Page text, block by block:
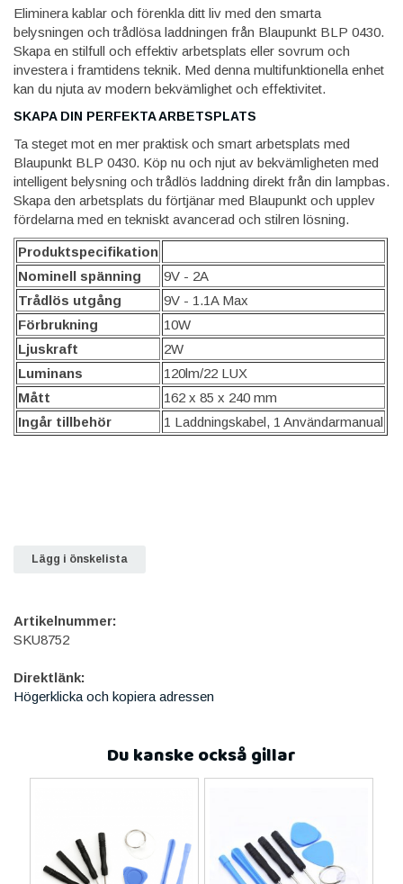
Eliminera kablar och förenkla ditt liv med den smarta
belysningen och trådlösa laddningen från Blaupunkt BLP 0430.
Skapa en stilfull och effektiv arbetsplats eller sovrum och
investera i framtidens teknik. Med denna multifunktionella enhet
kan du njuta av modern bekvämlighet och effektivitet.
SKAPA DIN PERFEKTA ARBETSPLATS
Ta steget mot en mer praktisk och smart arbetsplats med
Blaupunkt BLP 0430. Köp nu och njut av bekvämligheten med
intelligent belysning och trådlös laddning direkt från din lampbas.
Skapa den arbetsplats du förtjänar med Blaupunkt och upplev
fördelarna med en tekniskt avancerad och stilren lösning.
Produktspecifikation
Nominell spänning
9V - 2A
Trådlös utgång
9V - 1.1A Max
Förbrukning
10W
Ljuskraft
2W
Luminans
120lm/22 LUX
Mått
162 x 85 x 240 mm
Ingår tillbehör
1 Laddningskabel, 1 Användarmanual
Lägg i önskelista
Artikelnummer:
SKU8752
Direktlänk:
Högerklicka och kopiera adressen
Du kanske också gillar